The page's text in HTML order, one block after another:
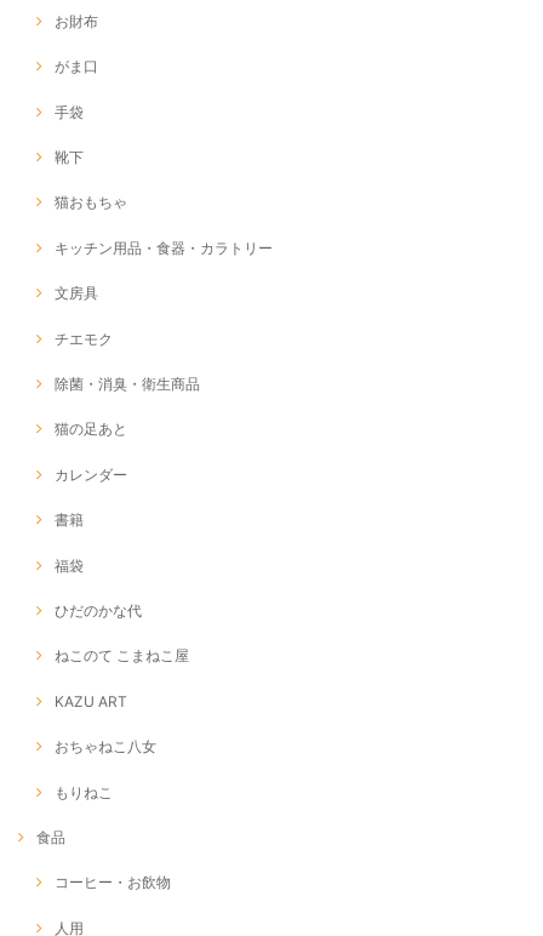
お財布
がま口
手袋
靴下
猫おもちゃ
キッチン用品・食器・カラトリー
文房具
チエモク
除菌・消臭・衛生商品
猫の足あと
カレンダー
書籍
福袋
ひだのかな代
ねこのて こまねこ屋
KAZU ART
おちゃねこ八女
もりねこ
食品
コーヒー・お飲物
人用